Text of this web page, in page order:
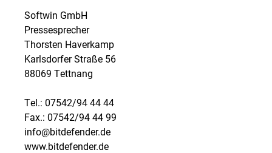
Softwin GmbH
Pressesprecher
Thorsten Haverkamp
Karlsdorfer Straße 56
88069 Tettnang
Tel.: 07542/94 44 44
Fax.: 07542/94 44 99
info@bitdefender.de
www.bitdefender.de